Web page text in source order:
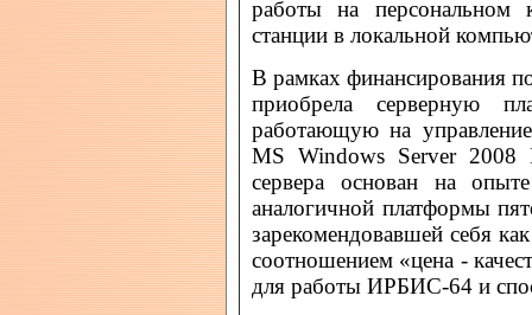
работы на персональном
станции в локальной
В рамках финансирования
приобрела серверную
работающую на
MS Windows Server 2008
сервера основан на
аналогичной платформы
зарекомендовавшей себя
соотношением «цена -
для работы ИРБИС-64 и